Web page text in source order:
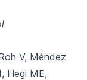
V, Méndez
Hegi ME,